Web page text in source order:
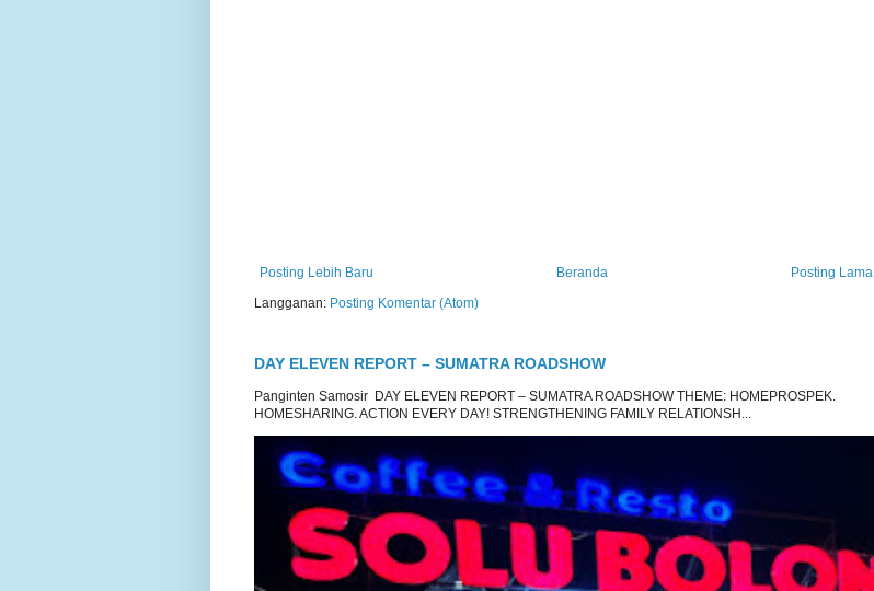
Posting Lebih Baru Posting Lama
Beranda
Langganan: Posting Komentar (Atom)
DAY ELEVEN REPORT – SUMATRA ROADSHOW
Panginten Samosir DAY ELEVEN REPORT – SUMATRA ROADSHOW THEME: HOMEPROSPEK.
HOMESHARING. ACTION EVERY DAY! STRENGTHENING FAMILY RELATIONSH...